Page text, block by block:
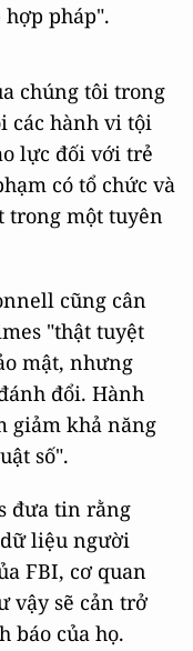
pháp".
chúng tôi trong
các hành vi tội
lực đối với trẻ
có tổ chức và
trong một tuyên
cũng cân
"thật tuyệt
mật, nhưng
đổi. Hành
giảm khả năng
số".
đưa tin rằng
liệu người
FBI, cơ quan
vậy sẽ cản trở
báo của họ.